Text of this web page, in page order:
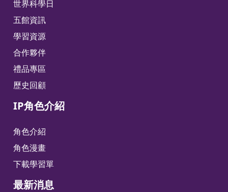
世界科學日
五館資訊
學習資源
合作夥伴
禮品專區
歷史回顧
IP角色介紹
角色介紹
角色漫畫
下載學習單
最新消息